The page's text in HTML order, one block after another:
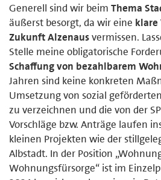
Generell sind wir beim Thema
äußerst besorgt, da wir eine klare
Zukunft Alzenausvermissen.
Stelle meine obligatorische
Schaffung von bezahlbarem
Jahren sind keine konkreten
Umsetzung von sozial
zu verzeichnen und die von der
Vorschläge bzw. Anträge laufen
kleinen Projekten wie der
Albstadt. In der Position
Wohnungsfürsorge“ ist im